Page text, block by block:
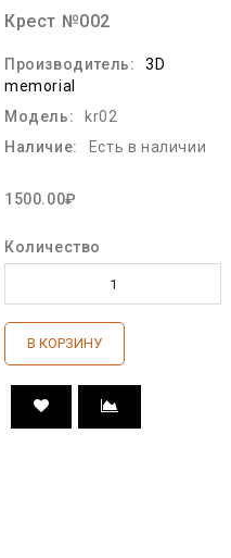
Крест №002
Производитель:
3D
memorial
Модель:
kr02
Наличие:
Есть в наличии
1500.00₽
Количество
В КОРЗИНУ